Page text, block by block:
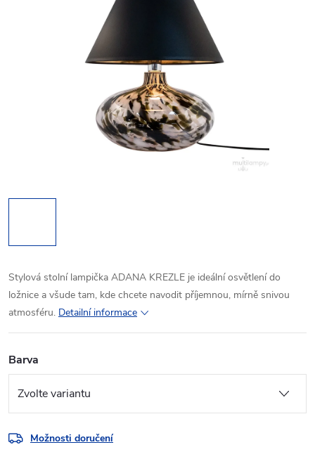
Stylová stolní lampička ADANA KREZLE je ideální osvětlení do
ložnice a všude tam, kde chcete navodit příjemnou, mírně snivou
atmosféru. Detailní informace
Barva
Možnosti doručení